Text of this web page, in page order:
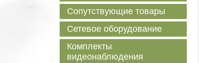
Сопутствующие товары
Сетевое оборудование
Комплекты
видеонаблюдения